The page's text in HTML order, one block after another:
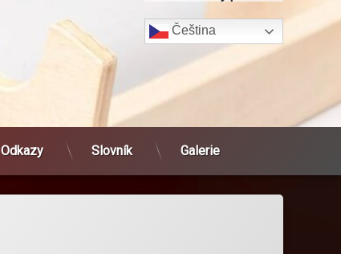
Čeština‎
Odkazy Slovník Galerie